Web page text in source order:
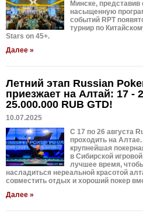
Минске,
насыщенную
событий RPT
турнир по
Stars on 45+.
Далее »
Летний этап Russian
приезжает на Алтай: 17 -
25.000.000 RUB GTD!
10.07.2025
C 17 по 26 августа
проходить на
крупнейшая
в Сибирской
лучшее время,
насладиться нереальной красотой
совместить отдых и хороший покер
Далее »